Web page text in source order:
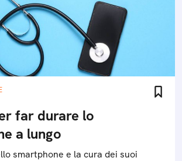
far durare lo
a lungo
smartphone e la cura dei suoi